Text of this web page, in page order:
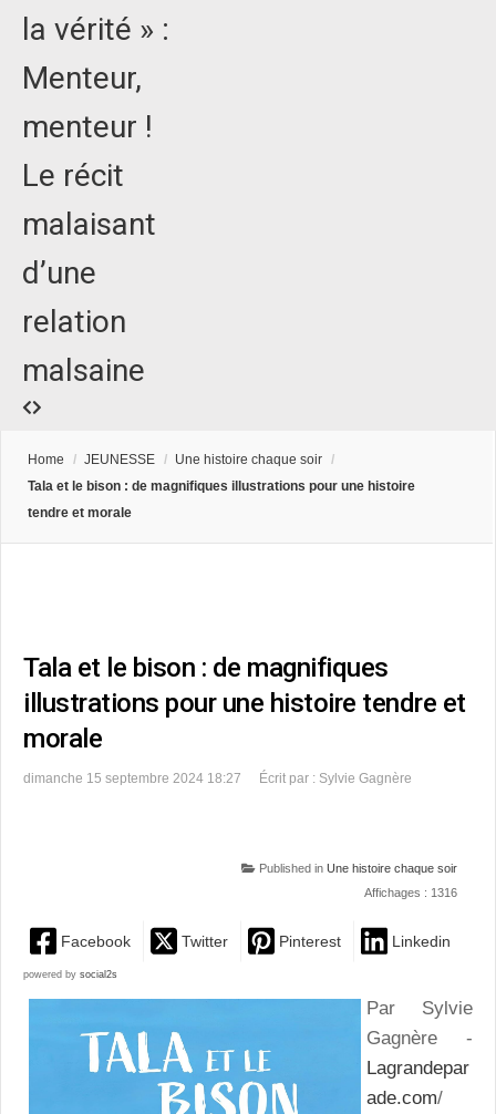
la vérité » :
Menteur,
menteur !
Le récit
malaisant
d’une
relation
malsaine
Home / JEUNESSE / Une histoire chaque soir /
Tala et le bison : de magnifiques illustrations pour une histoire
tendre et morale
Tala et le bison : de magnifiques
illustrations pour une histoire tendre et
morale
dimanche 15 septembre 2024 18:27 Écrit par : Sylvie Gagnère
Published in Une histoire chaque soir
Affichages : 1316
Facebook Twitter Pinterest Linkedin
powered by social2s
Par Sylvie
Gagnère -
Lagrandepar
ade.com/